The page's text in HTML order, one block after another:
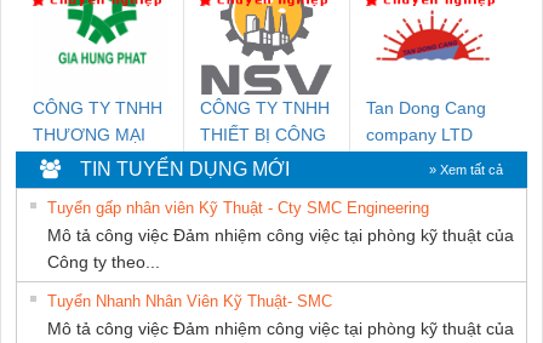
NAM
CÔNG TY TNHH
THƯƠNG MẠI
DỊCH VỤ KỸ
THUẬT ĐIỆN CƠ
GIA HƯNG PHÁT
CÔNG TY TNHH
THIẾT BỊ CÔNG
NGHIỆP NIHON
SETSUBI VIỆT
NAM
Tan Dong Cang
company LTD
TIN TUYỂN DỤNG MỚI » Xem tất cả
Tuyển gấp nhân viên Kỹ Thuật - Cty SMC Engineering
Mô tả công việc Đảm nhiệm công việc tại phòng kỹ thuật của
Công ty theo...
Tuyển Nhanh Nhân Viên Kỹ Thuật- SMC
Mô tả công việc Đảm nhiệm công việc tại phòng kỹ thuật của